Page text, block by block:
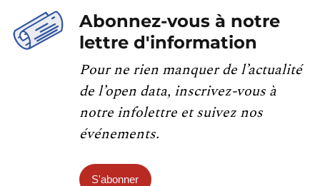
Abonnez-vous à notre
lettre d'information
Pour ne rien manquer de l’actualité
de l’open data, inscrivez-vous à
notre infolettre et suivez nos
événements.
S'abonner